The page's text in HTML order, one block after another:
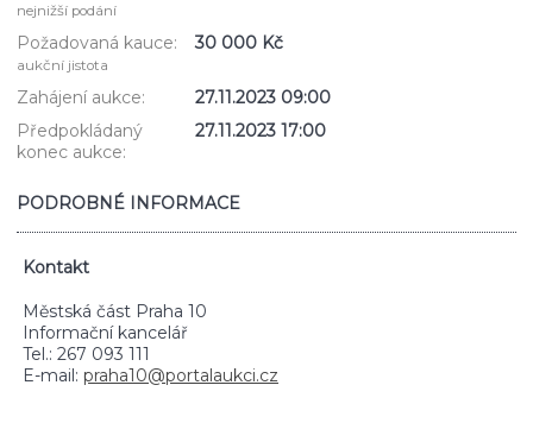
nejnižší podání
Požadovaná kauce:
aukční jistota
30 000 Kč
Zahájení aukce:
27.11.2023 09:00
Předpokládaný
konec aukce:
27.11.2023 17:00
PODROBNÉ INFORMACE
Kontakt
Městská část Praha 10
Informační kancelář
Tel.: 267 093 111
E-mail: praha10@portalaukci.cz